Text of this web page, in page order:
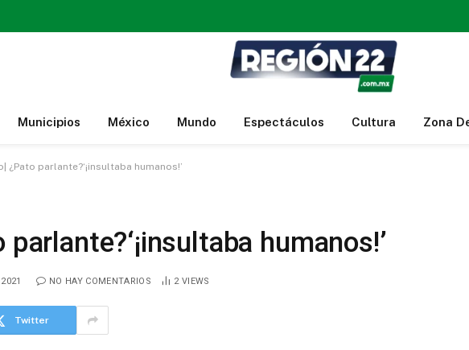
Municipios México Mundo Espectáculos Cultura Zona
¿Pato parlante?‘¡insultaba humanos!’
humanos!’
NO HAY COMENTARIOS 2 VIEWS
Twitter